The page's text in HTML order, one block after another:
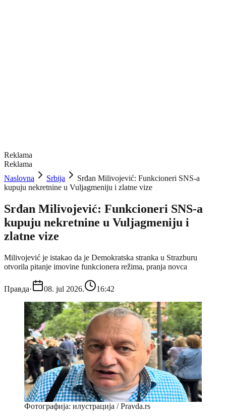
Reklama
Reklama
Naslovna
Srbija
Srđan Milivojević: Funkcioneri SNS-a
kupuju nekretnine u Vuljagmeniju i zlatne vize
Srđan Milivojević: Funkcioneri SNS-a
kupuju nekretnine u Vuljagmeniju i
zlatne vize
Milivojević je istakao da je Demokratska stranka u Strazburu
otvorila pitanje imovine funkcionera režima, pranja novca
Правда· 08. jul 2026. 16:42
Фотографија: илустрација / Pravda.rs